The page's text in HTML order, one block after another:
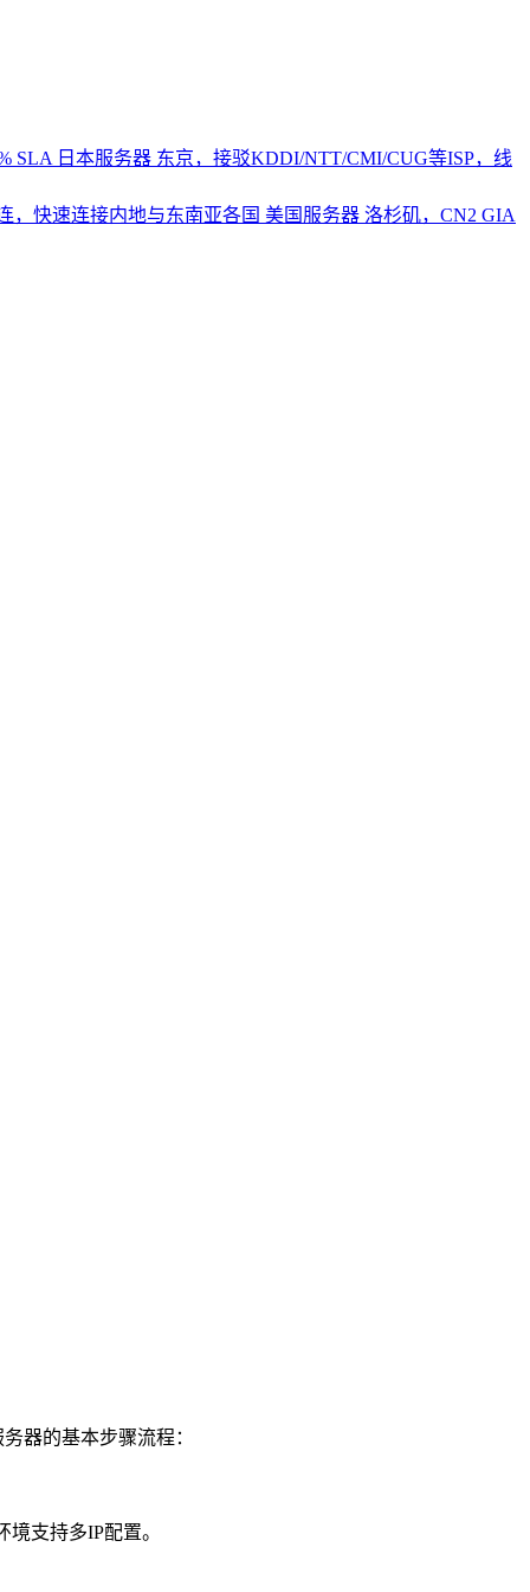
SLA 日本服务器 东京，接驳KDDI/NTT/CMI/CUG等ISP，线
，快速连接内地与东南亚各国 美国服务器 洛杉矶，CN2 GIA
器的基本步骤流程：
支持多IP配置。